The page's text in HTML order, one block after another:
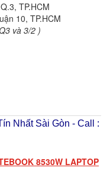
TP.HCM
10, TP.HCM
và 3/2 )
Nhất Sài Gòn - Call :
8530W LAPTOP